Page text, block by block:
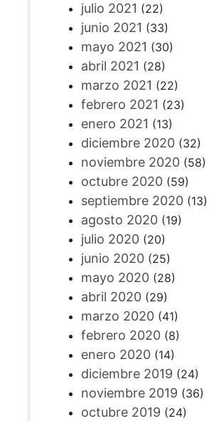
julio 2021 (22)
junio 2021 (33)
mayo 2021 (30)
abril 2021 (28)
marzo 2021 (22)
febrero 2021 (23)
enero 2021 (13)
diciembre 2020(32)
noviembre 2020(58)
octubre 2020(59)
septiembre 2020(13)
agosto 2020(19)
julio 2020(20)
junio 2020(25)
mayo 2020(28)
abril 2020(29)
marzo 2020(41)
febrero 2020(8)
enero 2020(14)
diciembre 2019 (24)
noviembre 2019 (36)
octubre 2019 (24)